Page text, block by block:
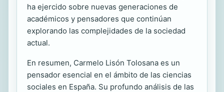
ha ejercido sobre nuevas generaciones de
académicos y pensadores que continúan
explorando las complejidades de la sociedad
actual.
En resumen, Carmelo Lisón Tolosana es un
pensador esencial en el ámbito de las ciencias
sociales en España. Su profundo análisis de las